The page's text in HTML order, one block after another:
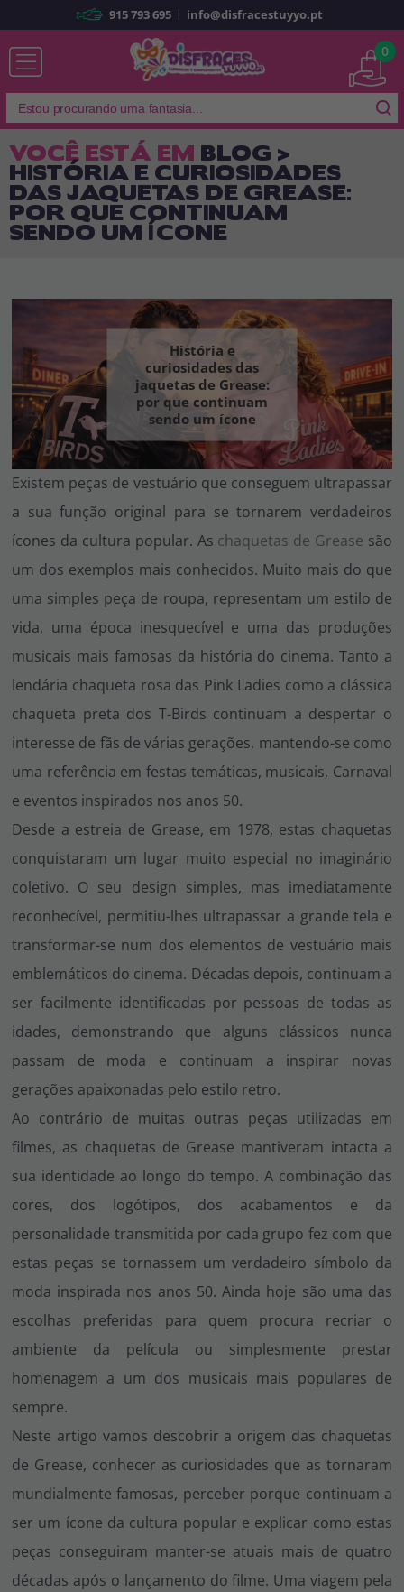
Já sou cliente
Lembrar-me Esqueceu sua senha?
ENTRAR
Sou novo
Ao criar uma conta em disfracestuyyo.pt
, você poderá fazer suas
compras rapidamente em nossa loja virtual, verificar o status de seus
pedidos e consultar suas operações anteriores.
Vá em frente! Estávamos esperando por você.
CRIAR CONTA
915 793 695 | info@disfracestuyyo.pt
0
VOCÊ ESTÁ EM BLOG >
HISTÓRIA E CURIOSIDADES
DAS JAQUETAS DE GREASE:
POR QUE CONTINUAM
SENDO UM ÍCONE
História e
curiosidades das
jaquetas de Grease:
por que continuam
sendo um ícone
Existem peças de vestuário que conseguem ultrapassar
a sua função original para se tornarem verdadeiros
ícones da cultura popular. As chaquetas de Grease são
um dos exemplos mais conhecidos. Muito mais do que
uma simples peça de roupa, representam um estilo de
vida, uma época inesquecível e uma das produções
musicais mais famosas da história do cinema. Tanto a
lendária chaqueta rosa das Pink Ladies como a clássica
chaqueta preta dos T-Birds continuam a despertar o
interesse de fãs de várias gerações, mantendo-se como
uma referência em festas temáticas, musicais, Carnaval
e eventos inspirados nos anos 50.
Desde a estreia de Grease, em 1978, estas chaquetas
conquistaram um lugar muito especial no imaginário
coletivo. O seu design simples, mas imediatamente
reconhecível, permitiu-lhes ultrapassar a grande tela e
transformar-se num dos elementos de vestuário mais
emblemáticos do cinema. Décadas depois, continuam a
ser facilmente identificadas por pessoas de todas as
idades, demonstrando que alguns clássicos nunca
passam de moda e continuam a inspirar novas
gerações apaixonadas pelo estilo retro.
Ao contrário de muitas outras peças utilizadas em
filmes, as chaquetas de Grease mantiveram intacta a
sua identidade ao longo do tempo. A combinação das
cores, dos logótipos, dos acabamentos e da
personalidade transmitida por cada grupo fez com que
estas peças se tornassem um verdadeiro símbolo da
moda inspirada nos anos 50. Ainda hoje são uma das
escolhas preferidas para quem procura recriar o
ambiente da película ou simplesmente prestar
homenagem a um dos musicais mais populares de
sempre.
Neste artigo vamos descobrir a origem das chaquetas
de Grease, conhecer as curiosidades que as tornaram
mundialmente famosas, perceber porque continuam a
ser um ícone da cultura popular e explicar como estas
peças conseguiram manter-se atuais mais de quatro
décadas após o lançamento do filme. Uma viagem pela